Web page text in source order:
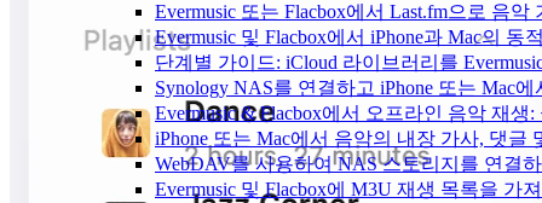
Evermusic 또는 Flacbox에서 Last.fm으로 음
Evermusic 및 Flacbox에서 iPhone과 Mac의
단계별 가이드: iCloud 라이브러리를
Synology NAS를 연결하고 iPhone 또는 Mac
Evermusic & Flacbox에서 오프라인 음악 재
iPhone 또는 Mac에서 음악의 내장 가사, 댓글
WebDAV를 사용하여 NAS 스토리지를 연결
Evermusic 및 Flacbox에 M3U 재생 목록을 가